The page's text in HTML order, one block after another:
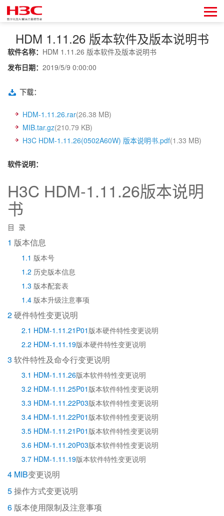
HDM 1.11.26 版本软件及版本说明书
软件名称： HDM 1.11.26 版本软件及版本说明书
发布日期： 2019/5/9 0:00:00
下载：
HDM-1.11.26.rar(26.38 MB)
MIB.tar.gz(210.79 KB)
H3C HDM-1.11.26(0502A60W) 版本说明书.pdf(1.33 MB)
软件说明：
H3C HDM-1.11.26版本说明
书
目 录
1 版本信息
1.1 版本号
1.2 历史版本信息
1.3 版本配套表
1.4 版本升级注意事项
2硬件特性变更说明
2.1 HDM-1.11.21P01 版本硬件特性变更说明
2.2 HDM-1.11.19版本硬件特性变更说明
3 软件特性及命令行变更说明
3.1 HDM-1.11.26版本软件特性变更说明
3.2 HDM-1.11.25P01 版本软件特性变更说明
3.3 HDM-1.11.22P03版本软件特性变更说明
3.4 HDM-1.11.22P01 版本软件特性变更说明
3.5 HDM-1.11.21P01 版本软件特性变更说明
3.6 HDM-1.11.20P03版本软件特性变更说明
3.7 HDM-1.11.19版本软件特性变更说明
4 MIB变更说明
5操作方式变更说明
6 版本使用限制及注意事项